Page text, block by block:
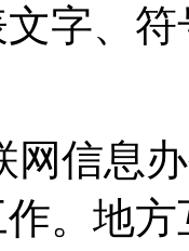
字、
网信息
。地